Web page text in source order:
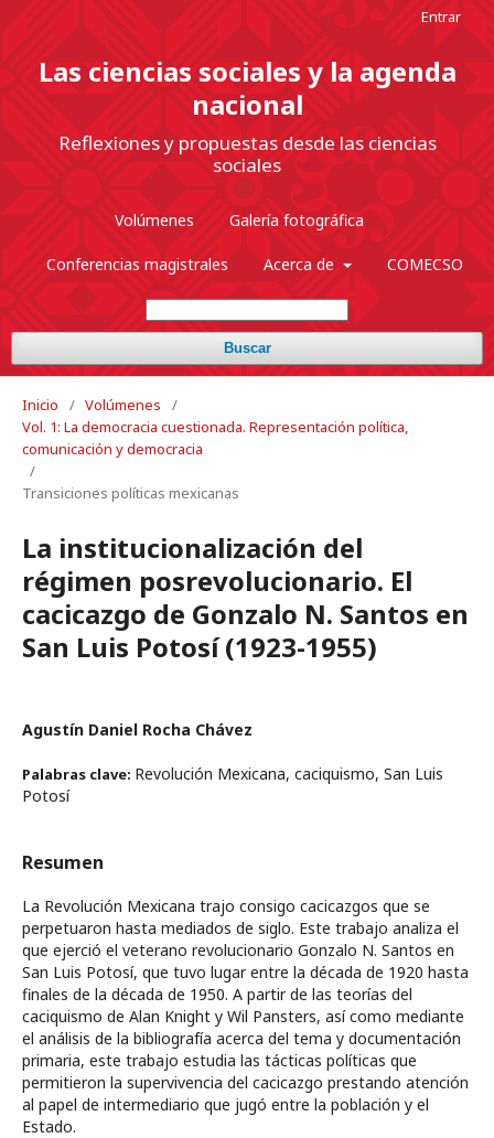
Las ciencias sociales y la agenda
nacional
Reflexiones y propuestas desde las ciencias
sociales
Volúmenes Galería fotográfica
Conferencias magistrales Acerca de COMECSO
Buscar
Entrar
Inicio / Volúmenes
/
Vol. 1: La democracia cuestionada. Representación política,
comunicación y democracia
/
Transiciones políticas mexicanas
La institucionalización del
régimen posrevolucionario. El
cacicazgo de Gonzalo N. Santos en
San Luis Potosí (1923-1955)
Agustín Daniel Rocha Chávez
Palabras clave: Revolución Mexicana, caciquismo, San Luis
Potosí
Resumen
La Revolución Mexicana trajo consigo cacicazgos que se
perpetuaron hasta mediados de siglo. Este trabajo analiza el
que ejerció el veterano revolucionario Gonzalo N. Santos en
San Luis Potosí, que tuvo lugar entre la década de 1920 hasta
finales de la década de 1950. A partir de las teorías del
caciquismo de Alan Knight y Wil Pansters, así como mediante
el análisis de la bibliografía acerca del tema y documentación
primaria, este trabajo estudia las tácticas políticas que
permitieron la supervivencia del cacicazgo prestando atención
al papel de intermediario que jugó entre la población y el
Estado.